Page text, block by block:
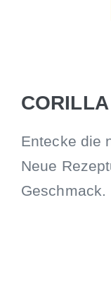
CORILLA
Entecke die
Neue
Geschmack.